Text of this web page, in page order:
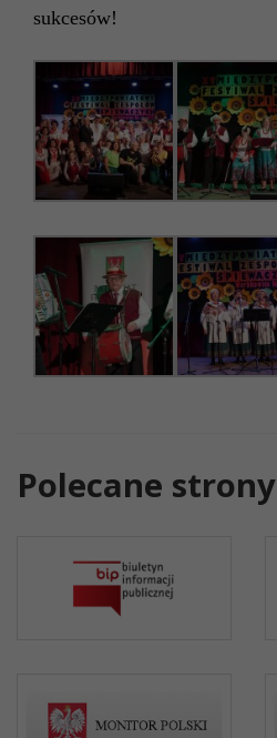
sukcesów!
Polecane strony